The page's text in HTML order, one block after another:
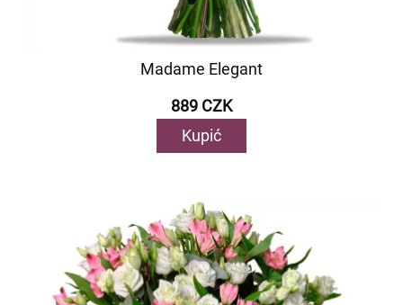
Madame Elegant
889 CZK
Kupić